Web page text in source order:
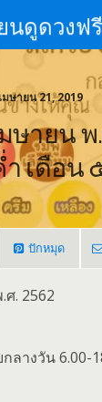
นดูดวงฟรี
มษายน 21, 2019
ษายน พ
เดือน
ปักหมุด
. 2562
างวัน 6.00-